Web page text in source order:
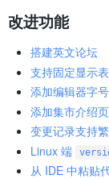
改进功能
搭建英文论坛
支持固定显示
添加编辑器字
添加集市介绍页
变更记录支持
Linux 端
从 IDE 中粘贴